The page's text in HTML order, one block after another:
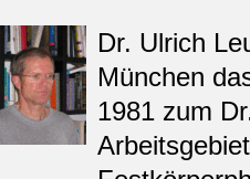
Dr. Ulrich
München
1981 zum